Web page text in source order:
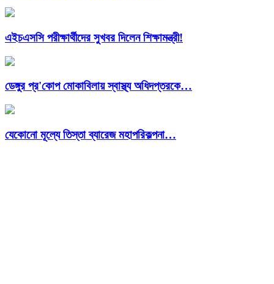
এইচএসসি পরীক্ষার্থীদের সুখবর দিলেন শিক্ষামন্ত্রী!
ডেঙ্গুর প্র'কোপ মোকাবিলায় স্বাস্থ্য অধিদপ্তরকে…
যেকোনো মূল্যে তিস্তা ব্যারেজ মহাপরিকল্পনা…